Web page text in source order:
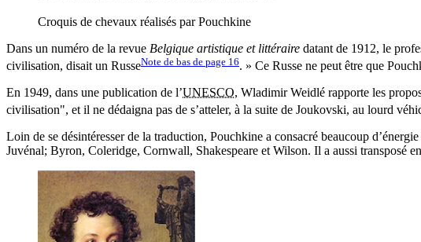
Croquis de chevaux réalisés par Pouchkine
Dans un numéro de la revue Belgique artistique et littéraire datant de 1912, le
civilisation, disait un RusseNote de bas de page 16. » Ce Russe ne peut être que
En 1949, dans une publication de l’UNESCO, Wladimir Weidlé rapporte les
civilisation", et il ne dédaigna pas de s’atteler, à la suite de Joukovski, au lourd
Loin de se désintéresser de la traduction, Pouchkine a consacré beaucoup
Juvénal; Byron, Coleridge, Cornwall, Shakespeare et Wilson. Il a aussi transposé